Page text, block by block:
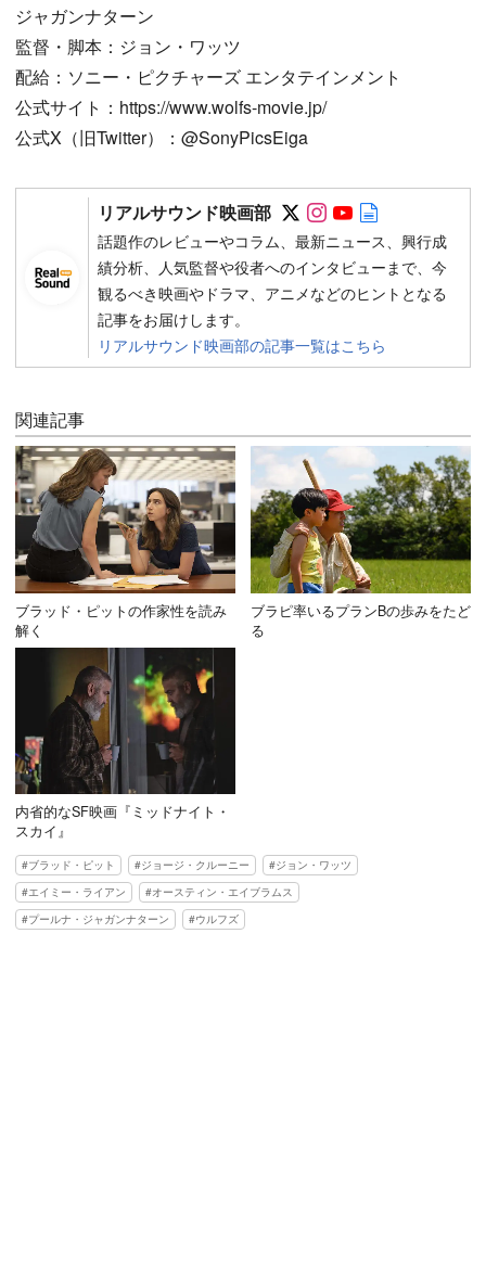
ジャガンナターン
監督・脚本：ジョン・ワッツ
配給：ソニー・ピクチャーズ エンタテインメント
公式サイト：https://www.wolfs-movie.jp/
公式X（旧Twitter）：@SonyPicsEiga
リアルサウンド映画部 Follow on SNS
Follow on SNS
Follow on
話題作のレビューやコラム、最新ニュース、興行成
績分析、人気監督や役者へのインタビューまで、今
観るべき映画やドラマ、アニメなどのヒントとなる
記事をお届けします。
リアルサウンド映画部の記事一覧はこちら
関連記事
ブラッド・ピットの作家性を読み
解く
ブラピ率いるプランBの歩みをたど
る
内省的なSF映画『ミッドナイト・
スカイ』
ブラッド・ピット ジョージ・クルーニー
ジョン・ワッツ
エイミー・ライアン
オースティン・エイブラムス
プールナ・ジャガンナターン
ウルフズ